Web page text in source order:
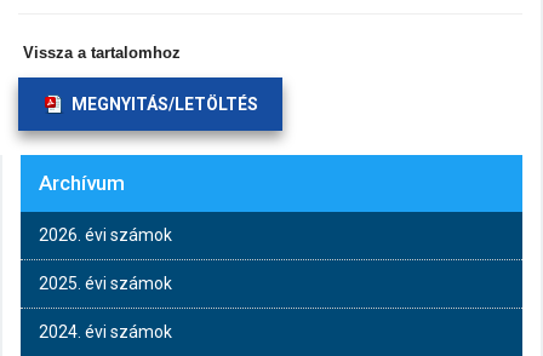
Vissza a tartalomhoz
MEGNYITÁS/LETÖLTÉS
Archívum
2026. évi számok
2025. évi számok
2024. évi számok